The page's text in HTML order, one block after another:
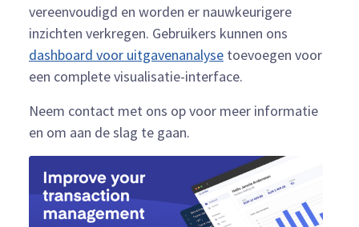
vereenvoudigd en worden er nauwkeurigere
inzichten verkregen. Gebruikers kunnen ons
dashboard voor uitgavenanalyse toevoegen voor
een complete visualisatie-interface.
Neem contact met ons op voor meer informatie
en om aan de slag te gaan.